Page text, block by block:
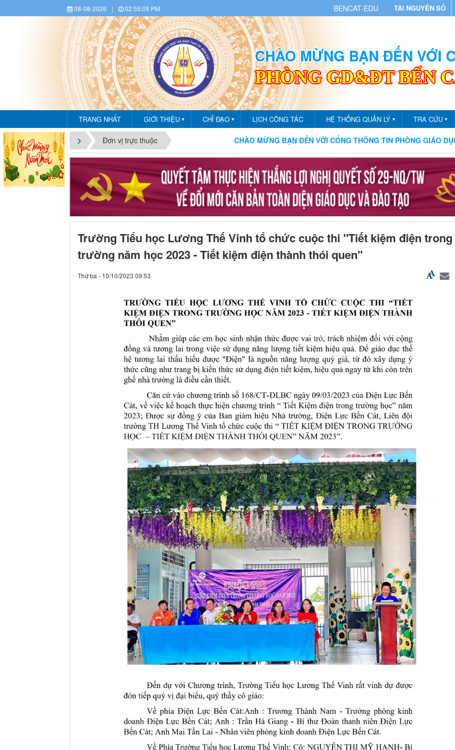
08-08-2026 | 02:55:06 PM BENCAT-EDU TÀI NGUYÊN SỐ
CHÀO MỪNG BẠN ĐẾN VỚI
PHÒNG GD&ĐT BẾN
TRANG NHẤT GIỚI THIỆU ▼ CHỈ ĐẠO ▼ LỊCH CÔNG TÁC HỆ THỐNG QUẢN LÝ ▼ TRA CỨU ▼
Đơn vị trực thuộc CHÀO MỪNG BẠN ĐẾN VỚI CỔNG THÔNG TIN PHÒNG GIÁO DỤC VÀ ĐÀO
Trường Tiểu học Lương Thế Vinh tổ chức cuộc thi "Tiết kiệm điện trong
trường năm học 2023 - Tiết kiệm điện thành thói quen"
Thứ ba - 10/10/2023 09:53